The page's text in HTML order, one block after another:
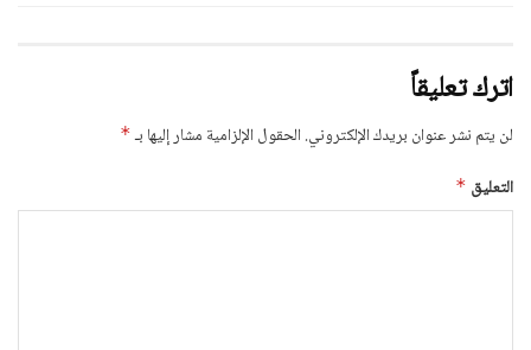
اترك تعليقاً
لن يتم نشر عنوان بريدك الإلكتروني. الحقول الإلزامية مشار إليها بـ*
التعليق *